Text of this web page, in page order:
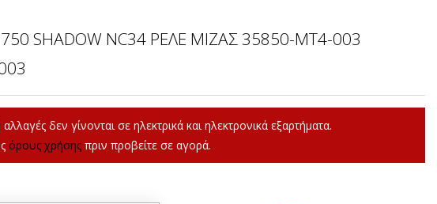
SHADOW NC34 ΡΕΛΕ ΜΙΖΑΣ 35850-MT4-003
δεν γίνονται σε ηλεκτρικά και ηλεκτρονικά εξαρτήματα.
όρους χρήσης πριν προβείτε σε αγορά.